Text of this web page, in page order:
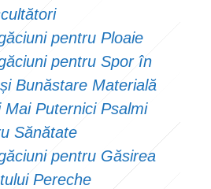
pentru Ploaie
pentru Spor în
Bunăstare Materială
Mai Puternici Psalmi
Sănătate
pentru Găsirea
Pereche